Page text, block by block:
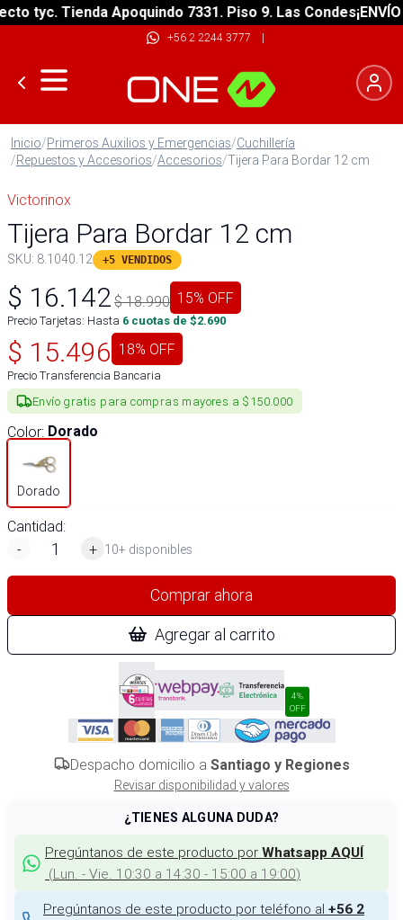
tyc. Tienda Apoquindo 7331. Piso 9. Las Condes¡ENVÍO
+56 2 2244 3777 |
Inicio/Primeros Auxilios y Emergencias/Cuchillería
/Repuestos y Accesorios/Accesorios/Tijera Para Bordar 12 cm
Victorinox
Tijera Para Bordar 12 cm
SKU: 8.1040.12 +5 VENDIDOS
$ 16.142 $18.990 15% OFF
Precio Tarjetas: Hasta 6 cuotas de $2.690
$ 15.496 18% OFF
Precio Transferencia Bancaria
Envío gratis para compras mayores a $150.000
Color: Dorado
Dorado
Cantidad:
-
+ 10+ disponibles
Comprar ahora
Agregar al carrito
4%
OFF
Despacho domicilio a Santiago y Regiones
Revisar disponibilidad y valores
¿TIENES ALGUNA DUDA?
Pregúntanos de este producto por Whatsapp AQUÍ
(Lun. - Vie. 10:30 a 14:30 - 15:00 a 19:00)
Pregúntanos de este producto por teléfono al +56 2